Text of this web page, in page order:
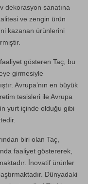
dekorasyon sanatına
ve zengin ürün
kazanan ürünlerini
gösteren Taç, bu
girmesiyle
Avrupa’nın en büyük
tesisleri ile Avrupa
yurt içinde olduğu gibi
biri olan Taç,
faaliyet göstererek,
İnovatif ürünler
Dünyadaki